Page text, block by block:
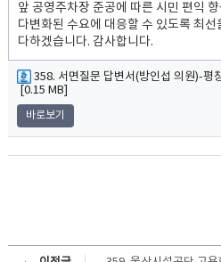
앞 공영주차장 준공에 따른 시민 편익
다변화된 수요에 대응할 수 있도록 최선
다하겠습니다. 감사합니다.
358. 서면질문 답변서(방인섭 의원)-평
[0.15 MB]
바로보기